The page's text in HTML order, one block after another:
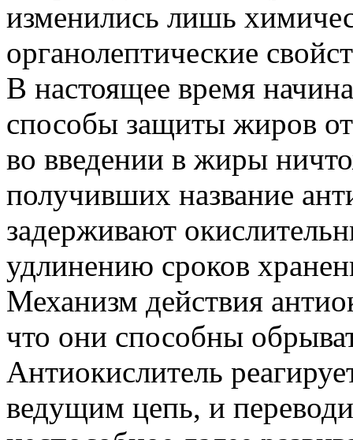
изменились лишь
органолептические
В настоящее время
способы защиты жиров
во введении в жиры
получивших название
задерживают
удлинению сроков
Механизм действия
что они способны
Антиокислитель
ведущим цепь, и